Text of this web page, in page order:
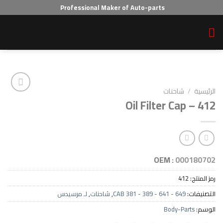
Professional Maker of Auto-parts
شاحنات
Oil Filter
OEM :
CAB 381 - 389 - 641 -
,شاحنات,لـ مرسيدس
Body-